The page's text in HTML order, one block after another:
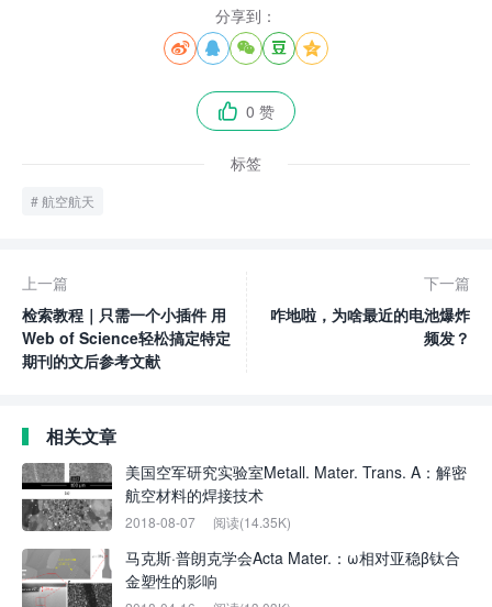
分享到：
    
 0 赞
标签
航空航天
上一篇
检索教程｜只需一个小插件 用
Web of Science轻松搞定特定
期刊的文后参考文献
下一篇
咋地啦，为啥最近的电池爆炸
频发？
相关文章
美国空军研究实验室Metall. Mater. Trans. A：解密
航空材料的焊接技术
2018-08-07 阅读(14.35K)
马克斯·普朗克学会Acta Mater.：ω相对亚稳β钛合
金塑性的影响